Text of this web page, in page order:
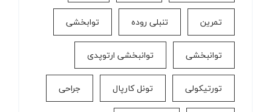
تمرین تنبلی روده توابخشی
توانبخشی توانبخشی ارتوپدی
تورتیکولی تونل کارپال جراحی